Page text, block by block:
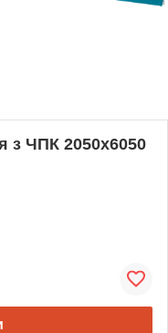
з ЧПК 2050х6050